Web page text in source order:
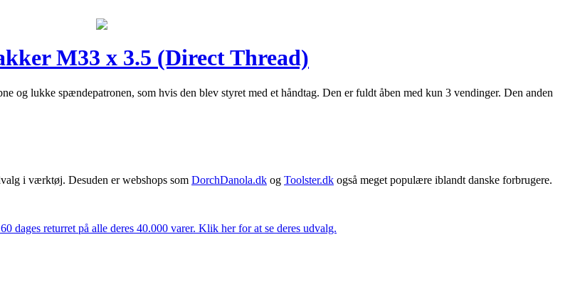
M33 x 3.5 (Direct Thread)
og lukke spændepatronen, som hvis den blev styret med et håndtag. Den er fuldt åben med kun 3 vendinger. Den anden
i værktøj. Desuden er webshops som DorchDanola.dk og Toolster.dk også meget populære iblandt danske forbrugere.
returret på alle deres 40.000 varer. Klik her for at se deres udvalg.